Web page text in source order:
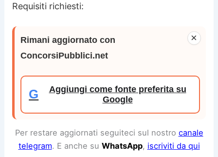
Requisiti richiesti:
×
Rimani aggiornato con
ConcorsiPubblici.net
G
Aggiungi come fonte preferita su
Google
Per restare aggiornati seguiteci sul nostro canale
telegram. E anche su WhatsApp, iscriviti da qui